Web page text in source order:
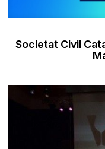
Societat Civil